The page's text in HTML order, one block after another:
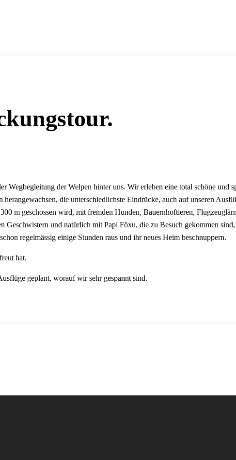
Wegbegleitung der Welpen hinter uns. Wir erleben eine total schöne und
die unterschiedlichste Eindrücke, auch auf unseren
m geschossen wird, mit fremden Hunden, Bauernhoftieren,
Geschwistern und natürlich mit Papi Föxu, die zu Besuch gekommen
regelmässig einige Stunden raus und ihr neues Heim beschnuppern.
hat.
geplant, worauf wir sehr gespannt sind.